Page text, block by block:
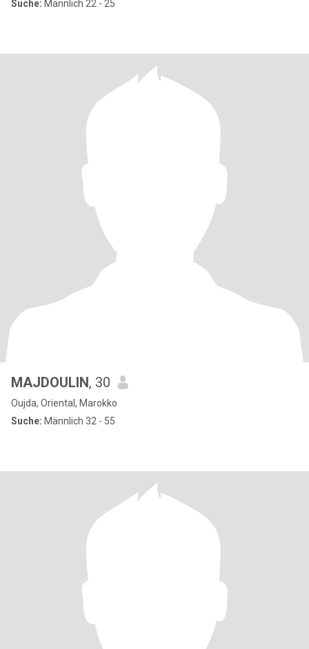
Suche: Männlich 22 - 25
MAJDOULIN, 30
Oujda, Oriental, Marokko
Suche: Männlich 32 - 55